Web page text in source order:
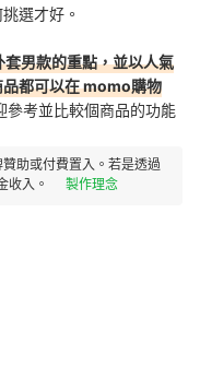
選才好。
男款的重點，並以人氣
都可以在 momo購物
參考並比較個商品的功能
助或付費置入。若是透過
收入。
製作理念